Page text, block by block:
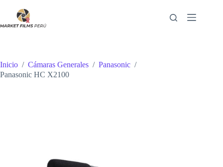
contenido
Inicio / Cámaras Generales / Panasonic /
Panasonic HC X2100